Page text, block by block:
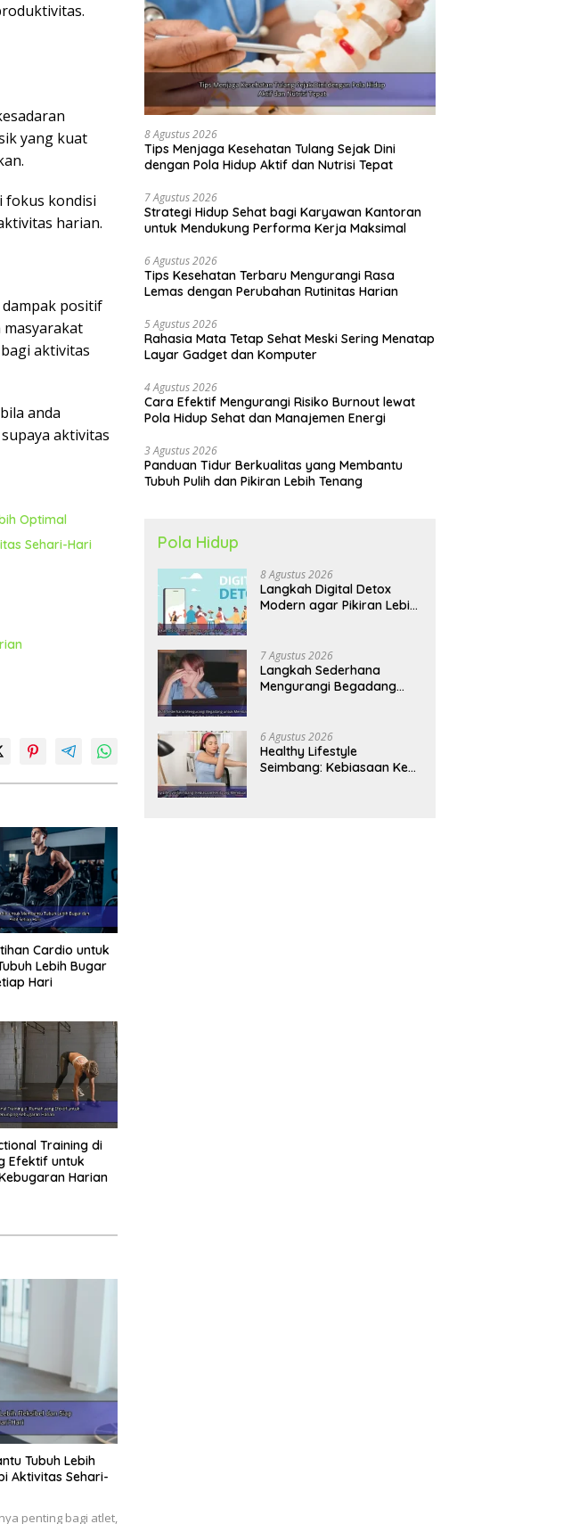
yang kuat
fokus kondisi
harian.
positif
aktivitas
anda
aktivitas
Optimal
Sehari-Hari
Cardio untuk
Lebih Bugar
Hari
Training di
Efektif untuk
Harian
Tubuh Lebih
Aktivitas Sehari-
penting bagi atlet,
8 Agustus 2026
Tips Menjaga Kesehatan Tulang Sejak Dini
dengan Pola Hidup Aktif dan Nutrisi Tepat
7 Agustus 2026
Strategi Hidup Sehat bagi Karyawan Kantoran
untuk Mendukung Performa Kerja Maksimal
6 Agustus 2026
Tips Kesehatan Terbaru Mengurangi Rasa
Lemas dengan Perubahan Rutinitas Harian
5 Agustus 2026
Rahasia Mata Tetap Sehat Meski Sering Menatap
Layar Gadget dan Komputer
4 Agustus 2026
Cara Efektif Mengurangi Risiko Burnout lewat
Pola Hidup Sehat dan Manajemen Energi
3 Agustus 2026
Panduan Tidur Berkualitas yang Membantu
Tubuh Pulih dan Pikiran Lebih Tenang
Pola Hidup
8 Agustus 2026
Langkah Digital Detox
Modern agar Pikiran Lebih
7 Agustus 2026
Langkah Sederhana
Mengurangi Begadang
Panjang
6 Agustus 2026
Healthy Lifestyle
Seimbang: Kebiasaan Kecil